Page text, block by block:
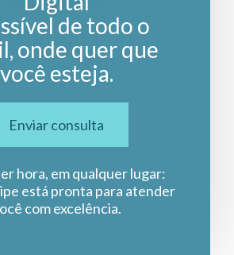
de todo o
onde quer que
você esteja.
Enviar consulta
hora, em qualquer lugar:
está pronta para atender
com excelência.